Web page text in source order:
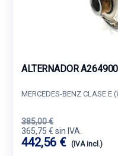
ALTERNADOR
MERCEDES-BENZ CLASE E
385,00 €
365,75 € sin IVA.
442,56 € (IVA incl.)